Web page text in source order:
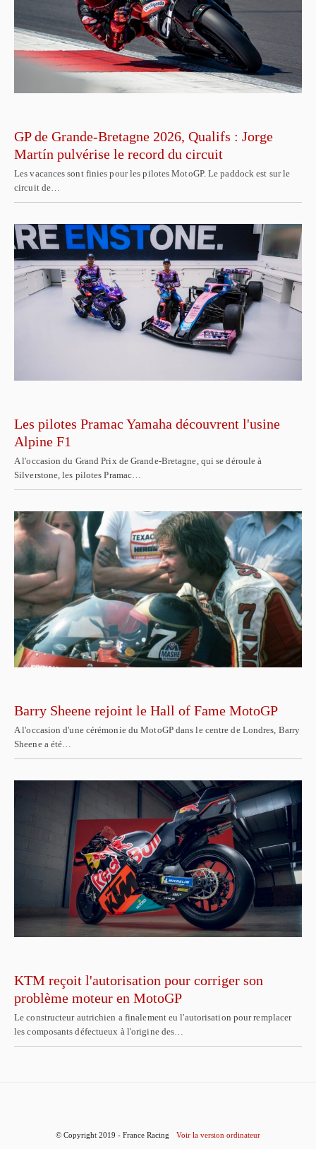
GP de Grande-Bretagne 2026, Qualifs : Jorge
Martín pulvérise le record du circuit
Les vacances sont finies pour les pilotes MotoGP. Le paddock est sur le
circuit de…
Les pilotes Pramac Yamaha découvrent l'usine
Alpine F1
A l'occasion du Grand Prix de Grande-Bretagne, qui se déroule à
Silverstone, les pilotes Pramac…
Barry Sheene rejoint le Hall of Fame MotoGP
A l'occasion d'une cérémonie du MotoGP dans le centre de Londres, Barry
Sheene a été…
KTM reçoit l'autorisation pour corriger son
problème moteur en MotoGP
Le constructeur autrichien a finalement eu l'autorisation pour remplacer
les composants défectueux à l'origine des…
© Copyright 2019 - France Racing Voir la version ordinateur